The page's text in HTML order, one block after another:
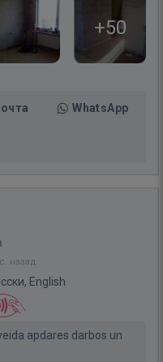
+50
WhatsApp
назад
English
apdares darbos un